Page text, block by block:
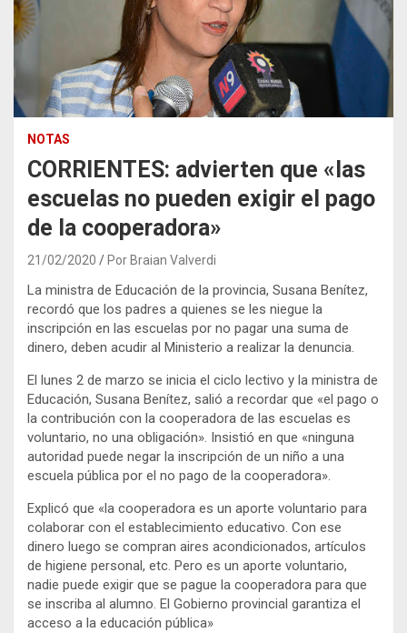
NOTAS
CORRIENTES: advierten que «las
escuelas no pueden exigir el pago
de la cooperadora»
21/02/2020 Por Braian Valverdi
La ministra de Educación de la provincia, Susana Benítez,
recordó que los padres a quienes se les niegue la
inscripción en las escuelas por no pagar una suma de
dinero, deben acudir al Ministerio a realizar la denuncia.
El lunes 2 de marzo se inicia el ciclo lectivo y la ministra de
Educación, Susana Benítez, salió a recordar que «el pago o
la contribución con la cooperadora de las escuelas es
voluntario, no una obligación». Insistió en que «ninguna
autoridad puede negar la inscripción de un niño a una
escuela pública por el no pago de la cooperadora».
Explicó que «la cooperadora es un aporte voluntario para
colaborar con el establecimiento educativo. Con ese
dinero luego se compran aires acondicionados, artículos
de higiene personal, etc. Pero es un aporte voluntario,
nadie puede exigir que se pague la cooperadora para que
se inscriba al alumno. El Gobierno provincial garantiza el
acceso a la educación pública»